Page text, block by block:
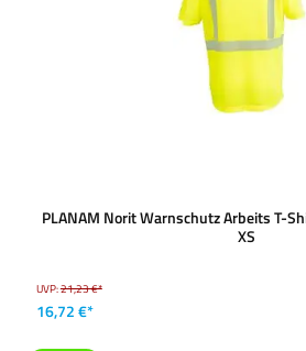
PLANAM Norit Warnschutz Arbeits T-
XS
UVP:21,23 €*
16,72 €*